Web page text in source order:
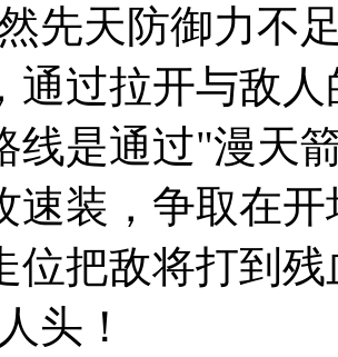
先天防御力不
通过拉开与敌
线是通过"漫天
速装，争取在
位把敌将打到
头！